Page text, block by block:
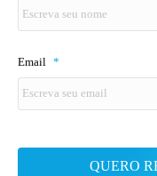
Email *